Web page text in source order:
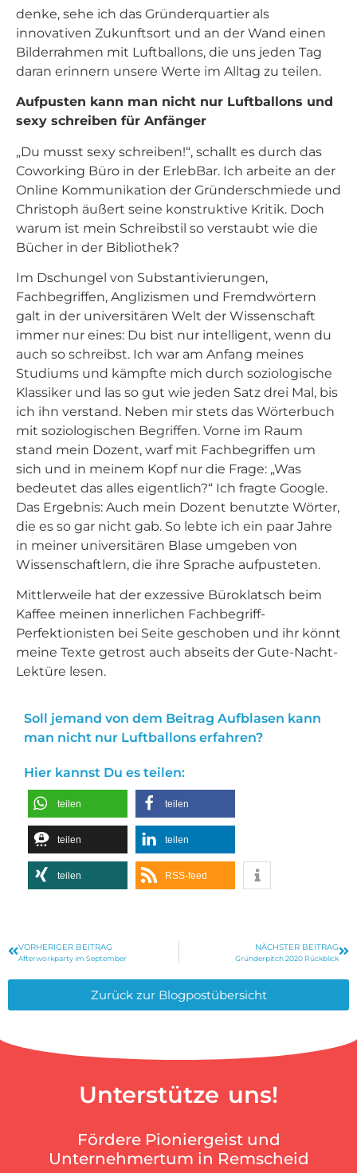
denke, sehe ich das Gründerquartier als
innovativen Zukunftsort und an der Wand einen
Bilderrahmen mit Luftballons, die uns jeden Tag
daran erinnern unsere Werte im Alltag zu teilen.
Aufpusten kann man nicht nur Luftballons und
sexy schreiben für Anfänger
„Du musst sexy schreiben!“, schallt es durch das
Coworking Büro in der ErlebBar. Ich arbeite an der
Online Kommunikation der Gründerschmiede und
Christoph äußert seine konstruktive Kritik. Doch
warum ist mein Schreibstil so verstaubt wie die
Bücher in der Bibliothek?
Im Dschungel von Substantivierungen,
Fachbegriffen, Anglizismen und Fremdwörtern
galt in der universitären Welt der Wissenschaft
immer nur eines: Du bist nur intelligent, wenn du
auch so schreibst. Ich war am Anfang meines
Studiums und kämpfte mich durch soziologische
Klassiker und las so gut wie jeden Satz drei Mal, bis
ich ihn verstand. Neben mir stets das Wörterbuch
mit soziologischen Begriffen. Vorne im Raum
stand mein Dozent, warf mit Fachbegriffen um
sich und in meinem Kopf nur die Frage: „Was
bedeutet das alles eigentlich?“ Ich fragte Google.
Das Ergebnis: Auch mein Dozent benutzte Wörter,
die es so gar nicht gab. So lebte ich ein paar Jahre
in meiner universitären Blase umgeben von
Wissenschaftlern, die ihre Sprache aufpusteten.
Mittlerweile hat der exzessive Büroklatsch beim
Kaffee meinen innerlichen Fachbegriff-
Perfektionisten bei Seite geschoben und ihr könnt
meine Texte getrost auch abseits der Gute-Nacht-
Lektüre lesen.
Soll jemand von dem Beitrag Aufblasen kann
man nicht nur Luftballons erfahren?
Hier kannst Du es teilen:
teilen teilen
teilen teilen
teilen RSS-feed
VORHERIGER BEITRAG
Afterworkparty im September
NÄCHSTER BEITRAG
Gründerpitch 2020 Rückblick
Zurück zur Blogpostübersicht
Unterstütze uns!
Fördere Pioniergeist und
Unternehmertum in Remscheid